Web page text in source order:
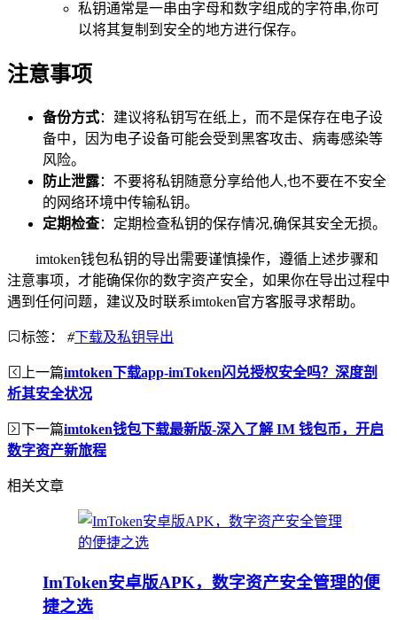
私钥通常是一串由字母和数字组成的字符串,你可
以将其复制到安全的地方进行保存。
注意事项
备份方式：建议将私钥写在纸上，而不是保存在电子设
备中，因为电子设备可能会受到黑客攻击、病毒感染等
风险。
防止泄露：不要将私钥随意分享给他人,也不要在不安全
的网络环境中传输私钥。
定期检查：定期检查私钥的保存情况,确保其安全无损。
imtoken钱包私钥的导出需要谨慎操作，遵循上述步骤和
注意事项，才能确保你的数字资产安全，如果你在导出过程中
遇到任何问题，建议及时联系imtoken官方客服寻求帮助。
标签： #下载及私钥导出
上一篇imtoken下载app-imToken闪兑授权安全吗？深度剖
析其安全状况
下一篇imtoken钱包下载最新版-深入了解 IM 钱包币，开启
数字资产新旅程
相关文章
ImToken安卓版APK，数字资产安全管理的便
捷之选